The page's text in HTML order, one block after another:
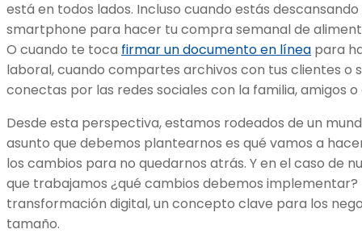
está en todos lados. Incluso cuando estás
smartphone para hacer tu compra semanal de
O cuando te toca firmar un documento en línea para
laboral, cuando compartes archivos con tus clientes o
conectas por las redes sociales con la familia, amigos
Desde esta perspectiva, estamos rodeados de un
asunto que debemos plantearnos es qué vamos a
los cambios para no quedarnos atrás. Y en el caso de
que trabajamos ¿qué cambios debemos implementar?
transformación digital, un concepto clave para los
tamaño.